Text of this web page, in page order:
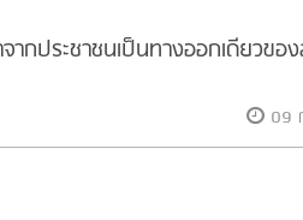
กประชาชนเป็นทางออกเดียวขอ
09